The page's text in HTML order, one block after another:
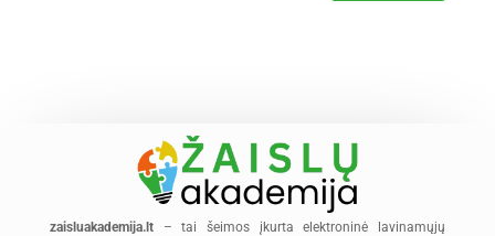
zaisluakademija.lt
– tai šeimos įkurta elektroninė lavinamųjų